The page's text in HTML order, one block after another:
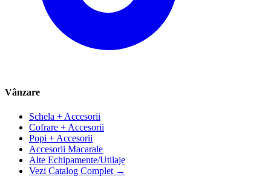
Vânzare
Schela + Accesorii
Cofrare + Accesorii
Popi + Accesorii
Accesorii Macarale
Alte Echipamente/Utilaje
Vezi Catalog Complet →